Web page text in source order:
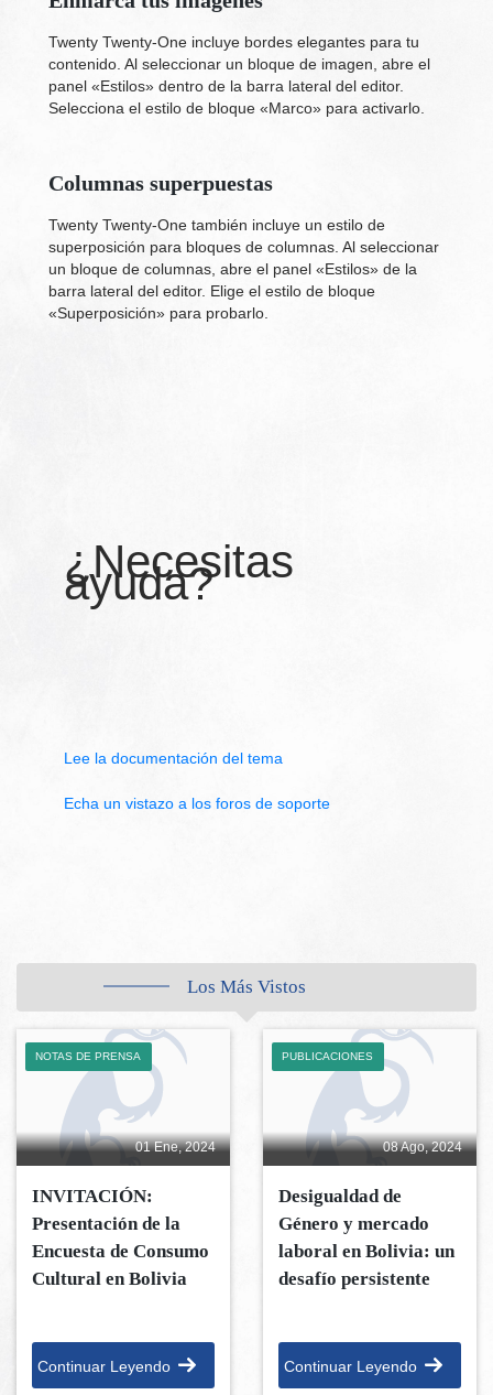
Twenty Twenty-One incluye bordes elegantes para tu
contenido. Al seleccionar un bloque de imagen, abre el
panel «Estilos» dentro de la barra lateral del editor.
Selecciona el estilo de bloque «Marco» para activarlo.
Columnas superpuestas
Twenty Twenty-One también incluye un estilo de
superposición para bloques de columnas. Al seleccionar
un bloque de columnas, abre el panel «Estilos» de la
barra lateral del editor. Elige el estilo de bloque
«Superposición» para probarlo.
¿Necesitas
ayuda?
Lee la documentación del tema
Echa un vistazo a los foros de soporte
Los Más Vistos
01 Ene, 2024
NOTAS DE PRENSA
INVITACIÓN:
Presentación de la
Encuesta de Consumo
Cultural en Bolivia
Continuar Leyendo
08 Ago, 2024
PUBLICACIONES
Desigualdad de
Género y mercado
laboral en Bolivia: un
desafío persistente
Continuar Leyendo